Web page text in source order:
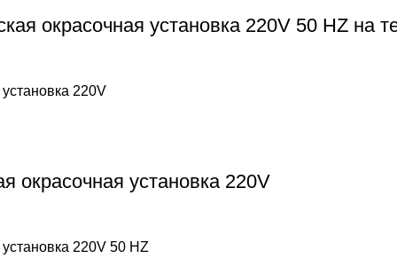
окрасочная установка 220V 50 HZ на
окрасочная установка 220V